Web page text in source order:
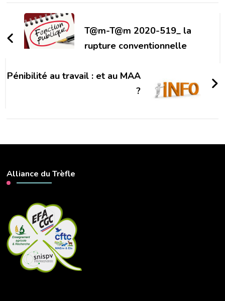
Navigation
d'article
T@m-T@m 2020-519_ la
rupture conventionnelle
Pénibilité au travail : et au MAA
?
Alliance du Trèfle